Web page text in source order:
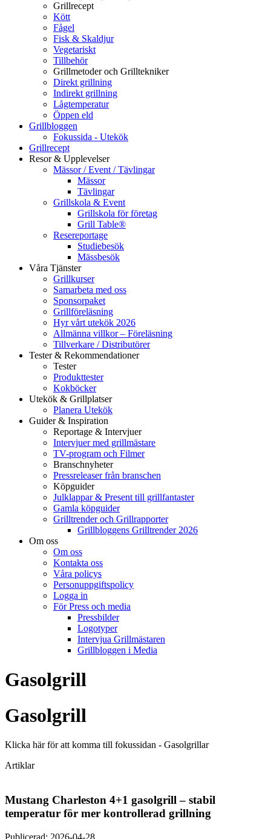
Grillrecept
Kött
Fågel
Fisk & Skaldjur
Vegetariskt
Tillbehör
Grillmetoder och Grilltekniker
Direkt grillning
Indirekt grillning
Lågtemperatur
Öppen eld
Grillbloggen
Fokussida - Utekök
Grillrecept
Resor & Upplevelser
Mässor / Event / Tävlingar
Mässor
Tävlingar
Grillskola & Event
Grillskola för företag
Grill Table®
Resereportage
Studiebesök
Mässbesök
Våra Tjänster
Grillkurser
Samarbeta med oss
Sponsorpaket
Grillföreläsning
Hyr vårt utekök 2026
Allmänna villkor – Föreläsning
Tillverkare / Distributörer
Tester & Rekommendationer
Tester
Produkttester
Kokböcker
Utekök & Grillplatser
Planera Utekök
Guider & Inspiration
Reportage & Intervjuer
Intervjuer med grillmästare
TV-program och Filmer
Branschnyheter
Pressreleaser från branschen
Köpguider
Julklappar & Present till grillfantaster
Gamla köpguider
Grilltrender och Grillrapporter
Grillbloggens Grilltrender 2026
Om oss
Om oss
Kontakta oss
Våra policys
Personuppgiftspolicy
Logga in
För Press och media
Pressbilder
Logotyper
Intervjua Grillmästaren
Grillbloggen i Media
Gasolgrill
Gasolgrill
Klicka här för att komma till fokussidan - Gasolgrillar
Artiklar
Mustang Charleston 4+1 gasolgrill – stabil
temperatur för mer kontrollerad grillning
Publicerad: 2026-04-28